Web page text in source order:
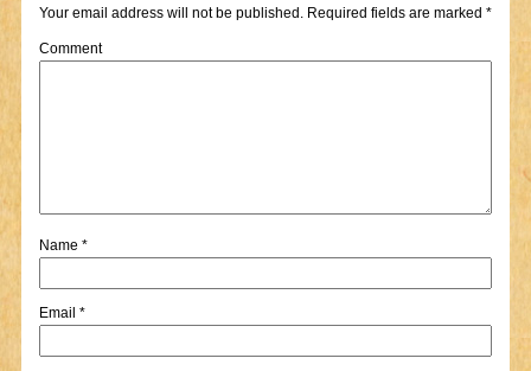
Your email address will not be published.Required fields are marked *
Comment
Name *
Email *